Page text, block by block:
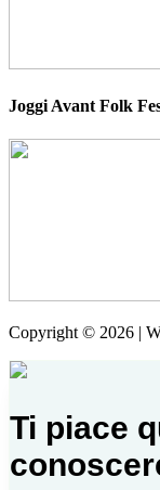
Joggi Avant Folk
Copyright © 2026 |
Ti piace